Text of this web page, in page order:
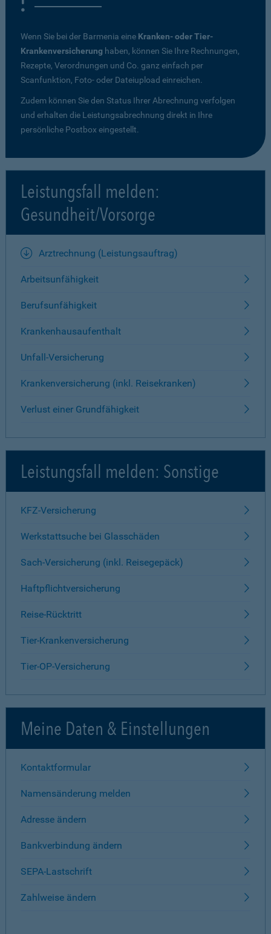
Wenn Sie bei der Barmenia eine Kranken- oder Tier-
Krankenversicherung haben, können Sie Ihre Rechnungen,
Rezepte, Verordnungen und Co. ganz einfach per
Scanfunktion, Foto- oder Dateiupload einreichen.
Zudem können Sie den Status Ihrer Abrechnung verfolgen
und erhalten die Leistungsabrechnung direkt in Ihre
persönliche Postbox eingestellt.
Leistungsfall melden:
Gesundheit/Vorsorge
Arztrechnung (Leistungsauftrag)
Arbeitsunfähigkeit
Berufsunfähigkeit
Krankenhausaufenthalt
Unfall-Versicherung
Krankenversicherung (inkl. Reisekranken)
Verlust einer Grundfähigkeit
Leistungsfall melden: Sonstige
KFZ-Versicherung
Werkstattsuche bei Glasschäden
Sach-Versicherung (inkl. Reisegepäck)
Haftpflichtversicherung
Reise-Rücktritt
Tier-Krankenversicherung
Tier-OP-Versicherung
Meine Daten & Einstellungen
Kontaktformular
Namensänderung melden
Adresse ändern
Bankverbindung ändern
SEPA-Lastschrift
Zahlweise ändern